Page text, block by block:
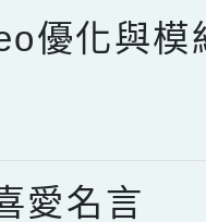
優化與模
愛名言